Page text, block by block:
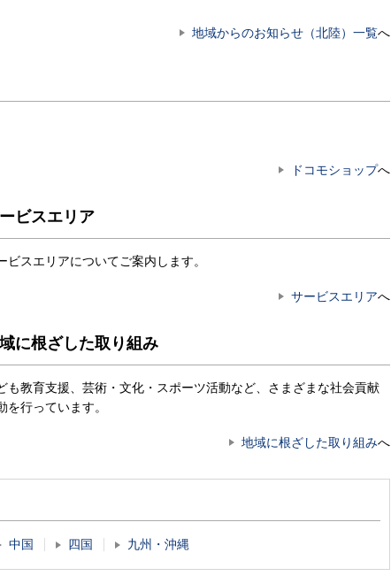
地域からのお知らせ（北陸）一覧へ
ドコモショップへ
ビスエリア
ビスエリアについてご案内します。
サービスエリアへ
に根ざした取り組み
も教育支援、芸術・文化・スポーツ活動など、さまざまな社会貢献
を行っています。
地域に根ざした取り組みへ
中国 四国 九州・沖縄